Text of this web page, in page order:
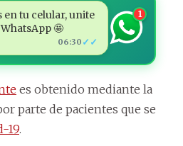
en tu celular, unite
🤩
06:30 ✓✓
1
es obtenido mediante la
parte de pacientes que se
19.